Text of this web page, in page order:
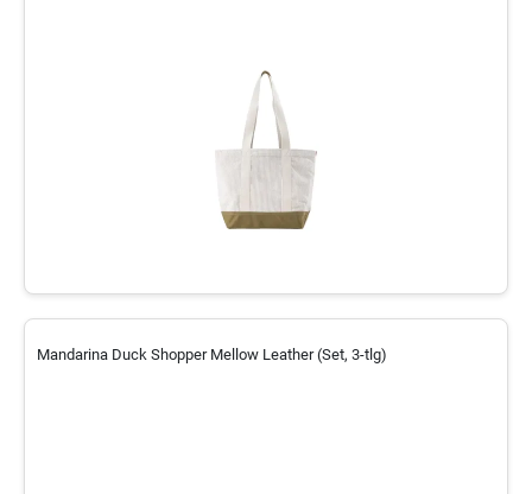
Mandarina Duck Shopper Mellow Leather (Set, 3-tlg)